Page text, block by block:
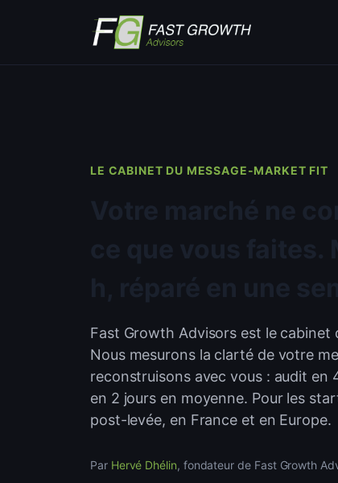
LE CABINET DU MESSAGE-MARKET FIT
Fast Growth Advisors est le cabinet
Nous mesurons la clarté de votre
reconstruisons avec vous : audit en
en 2 jours en moyenne. Pour les
post-levée, en France et en Europe.
Par Hervé Dhélin, fondateur de Fast Growth